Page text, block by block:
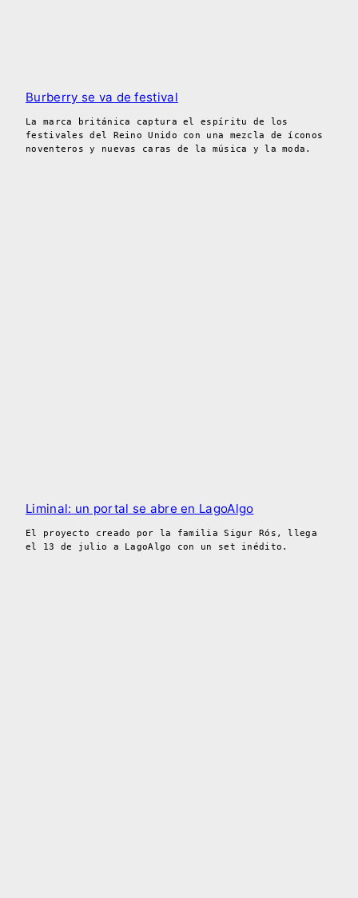
Burberry se va de festival
La marca británica captura el espíritu de los
festivales del Reino Unido con una mezcla de íconos
noventeros y nuevas caras de la música y la moda.
Liminal: un portal se abre en LagoAlgo
El proyecto creado por la familia Sigur Rós, llega
el 13 de julio a LagoAlgo con un set inédito.